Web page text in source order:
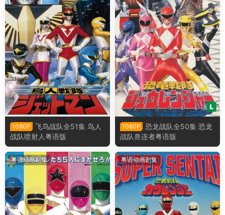
1080P
飞鸟战队全51集 鸟人
战队喷射人粤语版
1080P
恐龙战队全50集 恐龙
战队兽连者粤语版
粤语动画剧集 粤语动画剧集